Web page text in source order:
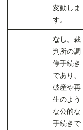
変動しま
す。
なし。裁
判所の調
停手続き
であり、
破産や再
生のよう
な公的な
手続きで